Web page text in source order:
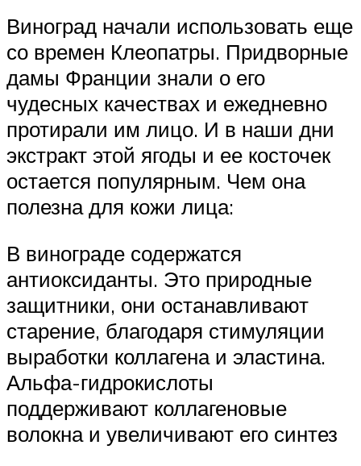
Виноград начали использовать еще
со времен Клеопатры. Придворные
дамы Франции знали о его
чудесных качествах и ежедневно
протирали им лицо. И в наши дни
экстракт этой ягоды и ее косточек
остается популярным. Чем она
полезна для кожи лица:
В винограде содержатся
антиоксиданты. Это природные
защитники, они останавливают
старение, благодаря стимуляции
выработки коллагена и эластина.
Альфа-гидрокислоты
поддерживают коллагеновые
волокна и увеличивают его синтез